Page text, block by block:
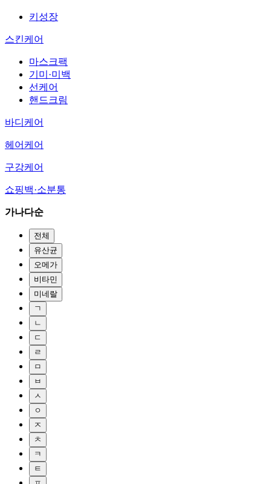
키성장
스킨케어
마스크팩
기미·미백
선케어
핸드크림
바디케어
헤어케어
구강케어
쇼핑백·소분통
가나다순
전체
유산균
오메가
비타민
미네랄
ㄱ
ㄴ
ㄷ
ㄹ
ㅁ
ㅂ
ㅅ
ㅇ
ㅈ
ㅊ
ㅋ
ㅌ